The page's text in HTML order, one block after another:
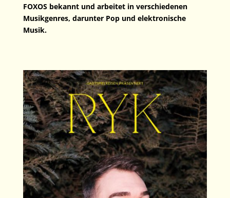
FOXOS bekannt und arbeitet in verschiedenen
Musikgenres, darunter Pop und elektronische
Musik.